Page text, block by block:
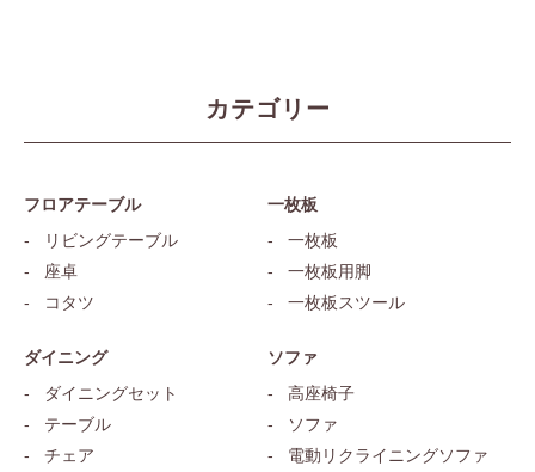
カテゴリー
フロアテーブル
リビングテーブル
座卓
コタツ
一枚板
一枚板
一枚板用脚
一枚板スツール
ダイニング
ダイニングセット
テーブル
チェア
ソファ
高座椅子
ソファ
電動リクライニングソファ